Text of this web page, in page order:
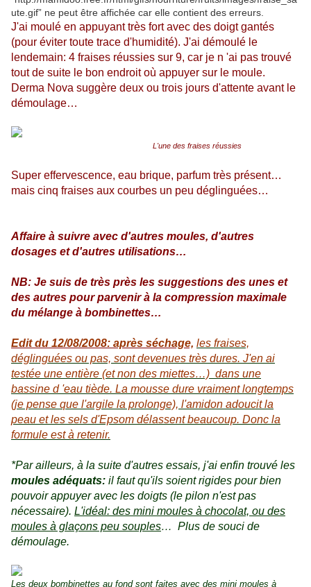
J'ai moulé en appuyant très fort avec des doigt gantés
(pour éviter toute trace d'humidité). J'ai démoulé le
lendemain: 4 fraises réussies sur 9, car je n 'ai pas trouvé
tout de suite le bon endroit où appuyer sur le moule.
Derma Nova suggère deux ou trois jours d'attente avant le
démoulage…
L'une des fraises réussies
Super effervescence, eau brique, parfum très présent…
mais cinq fraises aux courbes un peu déglinguées…
Affaire à suivre avec d'autres moules, d'autres
dosages et d'autres utilisations…
NB: Je suis de très près les suggestions des unes et
des autres pour parvenir à la compression maximale
du mélange à bombinettes…
Edit du 12/08/2008: après séchage, les fraises,
déglinguées ou pas, sont devenues très dures. J'en ai
testée une entière (et non des miettes…) dans une
bassine d 'eau tiède. La mousse dure vraiment longtemps
(je pense que l'argile la prolonge), l'amidon adoucit la
peau et les sels d'Epsom délassent beaucoup. Donc la
formule est à retenir.
*Par ailleurs, à la suite d'autres essais, j'ai enfin trouvé les
moules adéquats: il faut qu'ils soient rigides pour bien
pouvoir appuyer avec les doigts (le pilon n'est pas
nécessaire). L'idéal: des mini moules à chocolat, ou des
moules à glaçons peu souples… Plus de souci de
démoulage.
Les deux bombinettes au fond sont faites avec des mini moules à